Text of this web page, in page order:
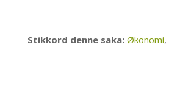
Stikkord denne saka: Økonomi,